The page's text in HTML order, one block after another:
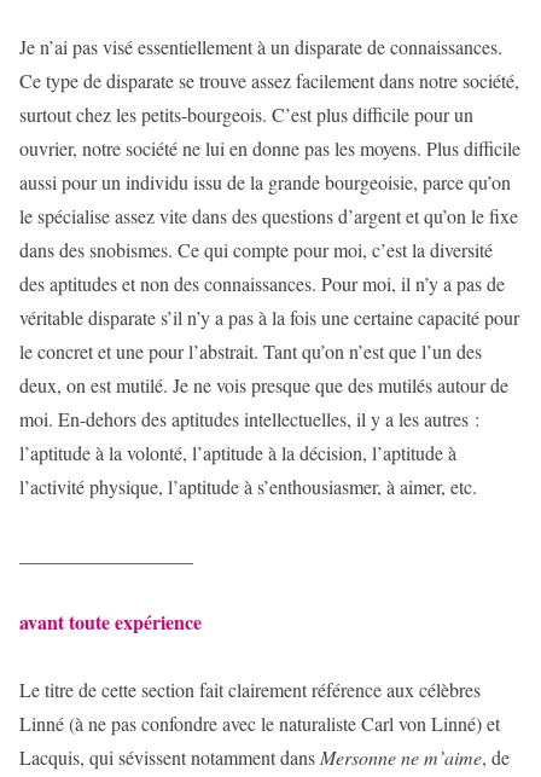
Je n’ai pas visé essentiellement à un disparate de connaissances.
Ce type de disparate se trouve assez facilement dans notre société,
surtout chez les petits-bourgeois. C’est plus difficile pour un
ouvrier, notre société ne lui en donne pas les moyens. Plus difficile
aussi pour un individu issu de la grande bourgeoisie, parce qu’on
le spécialise assez vite dans des questions d’argent et qu’on le fixe
dans des snobismes. Ce qui compte pour moi, c’est la diversité
des aptitudes et non des connaissances. Pour moi, il n’y a pas de
véritable disparate s’il n’y a pas à la fois une certaine capacité pour
le concret et une pour l’abstrait. Tant qu’on n’est que l’un des
deux, on est mutilé. Je ne vois presque que des mutilés autour de
moi. En-dehors des aptitudes intellectuelles, il y a les autres :
l’aptitude à la volonté, l’aptitude à la décision, l’aptitude à
l’activité physique, l’aptitude à s’enthousiasmer, à aimer, etc.
avant toute expérience
Le titre de cette section fait clairement référence aux célèbres
Linné (à ne pas confondre avec le naturaliste Carl von Linné) et
Lacquis, qui sévissent notamment dans Mersonne ne m’aime, de